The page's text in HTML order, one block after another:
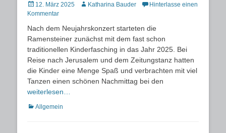
Posted
on
12. März 2025 AutorKatharina Bauder
Hinterlasse einen
Kommentar
Nach dem Neujahrskonzert starteten die
Ramensteiner zunächst mit dem fast schon
traditionellen Kinderfasching in das Jahr 2025. Bei
Reise nach Jerusalem und dem Zeitungstanz hatten
die Kinder eine Menge Spaß und verbrachten mit viel
Tanzen einen schönen Nachmittag bei den
weiterlesen…
Kategorien
Allgemein